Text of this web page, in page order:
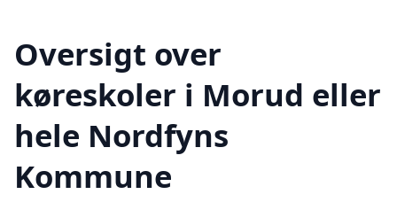
Oversigt over
køreskoler i Morud eller
hele Nordfyns
Kommune